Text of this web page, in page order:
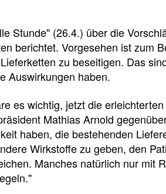
Stunde" (26.4.) über die
berichtet. Vorgesehen ist zum
zu beseitigen. Das
Auswirkungen haben.
es wichtig, jetzt die
Mathias Arnold
haben, die bestehenden
Wirkstoffe zu geben, den
Manches natürlich nur mit
h
n
e
l
l
z
i
t
e
t
e
i
c
h
e